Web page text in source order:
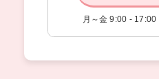
月～金 9:00 -